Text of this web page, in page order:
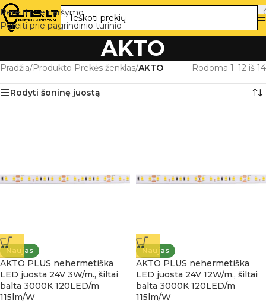
Pereiti prie naršymo
Pereiti prie pagrindinio turinio
AKTO
Pradžia/Produkto Prekės ženklas/AKTO Rodoma 1–12 iš 14
Rodyti šoninę juostą
Naujas
AKTO PLUS nehermetiška
LED juosta 24V 3W/m., šiltai
balta 3000K 120LED/m
115lm/W
Naujas
AKTO PLUS nehermetiška
LED juosta 24V 12W/m., šiltai
balta 3000K 120LED/m
115lm/W